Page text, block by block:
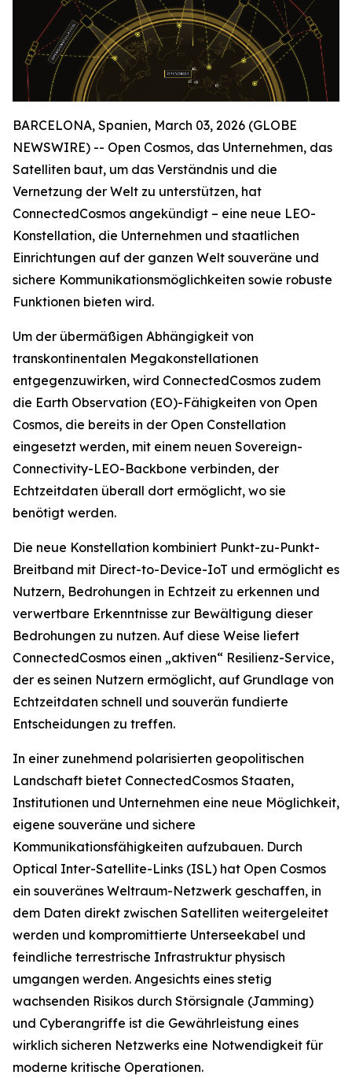
BARCELONA, Spanien, March 03, 2026 (GLOBE
NEWSWIRE) -- Open Cosmos, das Unternehmen, das
Satelliten baut, um das Verständnis und die
Vernetzung der Welt zu unterstützen, hat
ConnectedCosmos angekündigt – eine neue LEO-
Konstellation, die Unternehmen und staatlichen
Einrichtungen auf der ganzen Welt souveräne und
sichere Kommunikationsmöglichkeiten sowie robuste
Funktionen bieten wird.
Um der übermäßigen Abhängigkeit von
transkontinentalen Megakonstellationen
entgegenzuwirken, wird ConnectedCosmos zudem
die Earth Observation (EO)-Fähigkeiten von Open
Cosmos, die bereits in der Open Constellation
eingesetzt werden, mit einem neuen Sovereign-
Connectivity-LEO-Backbone verbinden, der
Echtzeitdaten überall dort ermöglicht, wo sie
benötigt werden.
Die neue Konstellation kombiniert Punkt-zu-Punkt-
Breitband mit Direct-to-Device-IoT und ermöglicht es
Nutzern, Bedrohungen in Echtzeit zu erkennen und
verwertbare Erkenntnisse zur Bewältigung dieser
Bedrohungen zu nutzen. Auf diese Weise liefert
ConnectedCosmos einen „aktiven“ Resilienz-Service,
der es seinen Nutzern ermöglicht, auf Grundlage von
Echtzeitdaten schnell und souverän fundierte
Entscheidungen zu treffen.
In einer zunehmend polarisierten geopolitischen
Landschaft bietet ConnectedCosmos Staaten,
Institutionen und Unternehmen eine neue Möglichkeit,
eigene souveräne und sichere
Kommunikationsfähigkeiten aufzubauen. Durch
Optical Inter-Satellite-Links (ISL) hat Open Cosmos
ein souveränes Weltraum-Netzwerk geschaffen, in
dem Daten direkt zwischen Satelliten weitergeleitet
werden und kompromittierte Unterseekabel und
feindliche terrestrische Infrastruktur physisch
umgangen werden. Angesichts eines stetig
wachsenden Risikos durch Störsignale (Jamming)
und Cyberangriffe ist die Gewährleistung eines
wirklich sicheren Netzwerks eine Notwendigkeit für
moderne kritische Operationen.